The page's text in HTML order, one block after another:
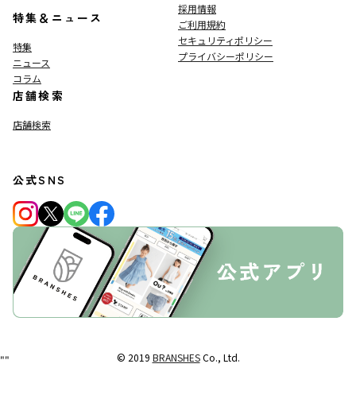
特集＆ニュース
特集
ニュース
コラム
店舗検索
店舗検索
採用情報
ご利用規約
セキュリティポリシー
プライバシーポリシー
公式SNS
© 2019 BRANSHESCo., Ltd.
""